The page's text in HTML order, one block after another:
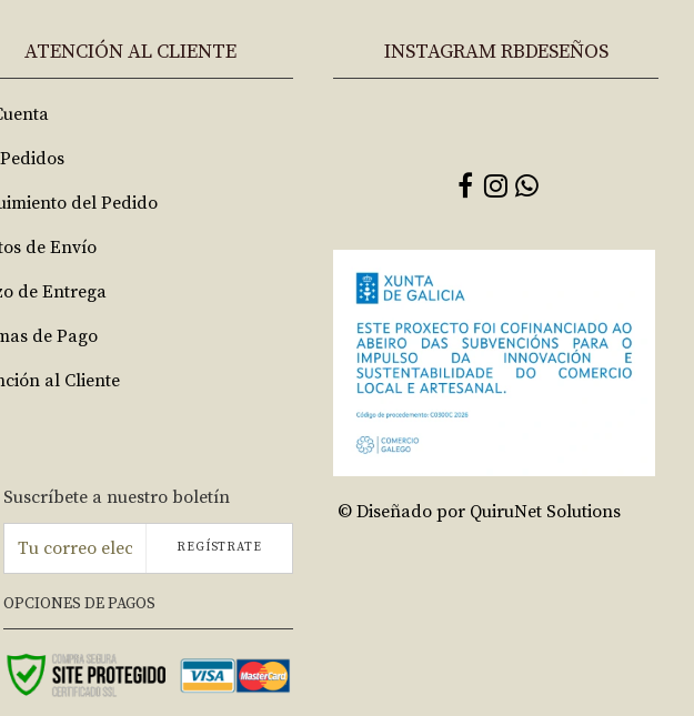
ATENCIÓN AL CLIENTE
del Pedido
de Envío
de Entrega
de Pago
al Cliente
Suscríbete a nuestro boletín
REGÍSTRATE
OPCIONES DE PAGOS
INSTAGRAM RBDESEÑOS
© Diseñado por QuiruNet Solutions